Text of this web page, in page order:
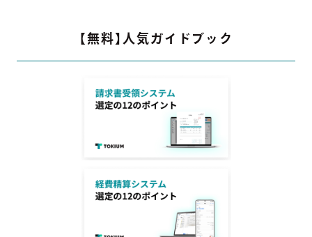
【無料】人気ガイドブック